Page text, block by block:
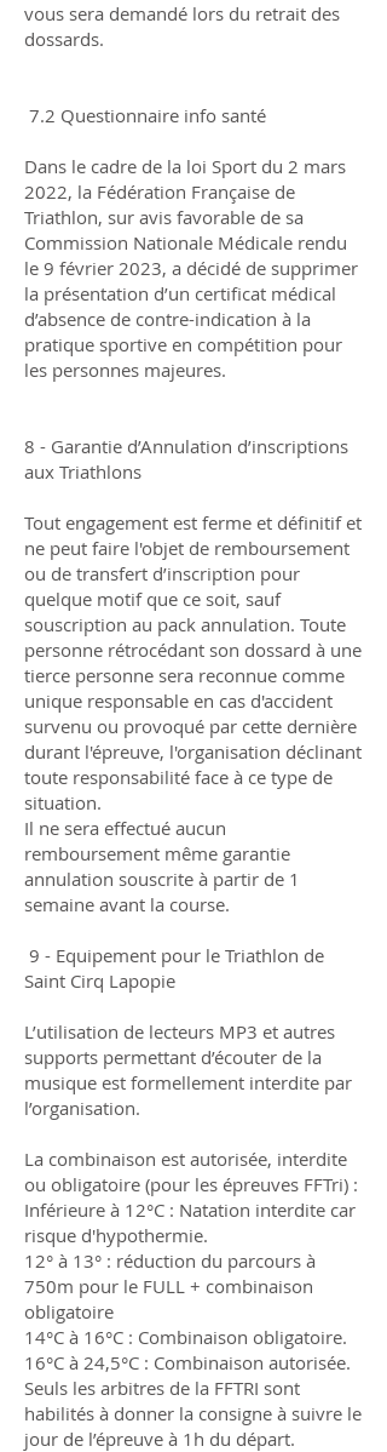
vous sera demandé lors du retrait des
dossards.
7.2 Questionnaire info santé
Dans le cadre de la loi Sport du 2 mars
2022, la Fédération Française de
Triathlon, sur avis favorable de sa
Commission Nationale Médicale rendu
le 9 février 2023, a décidé de supprimer
la présentation d’un certificat médical
d’absence de contre-indication à la
pratique sportive en compétition pour
les personnes majeures.
8 - Garantie d’Annulation d’inscriptions
aux Triathlons
Tout engagement est ferme et définitif et
ne peut faire l'objet de remboursement
ou de transfert d’inscription pour
quelque motif que ce soit, sauf
souscription au pack annulation. Toute
personne rétrocédant son dossard à une
tierce personne sera reconnue comme
unique responsable en cas d'accident
survenu ou provoqué par cette dernière
durant l'épreuve, l'organisation déclinant
toute responsabilité face à ce type de
situation.
Il ne sera effectué aucun
remboursement même garantie
annulation souscrite à partir de 1
semaine avant la course.
9 - Equipement pour le Triathlon de
Saint Cirq Lapopie
L’utilisation de lecteurs MP3 et autres
supports permettant d’écouter de la
musique est formellement interdite par
l’organisation.
La combinaison est autorisée, interdite
ou obligatoire (pour les épreuves FFTri) :
Inférieure à 12°C : Natation interdite car
risque d'hypothermie.
12° à 13° : réduction du parcours à
750m pour le FULL + combinaison
obligatoire
14°C à 16°C : Combinaison obligatoire.
16°C à 24,5°C : Combinaison autorisée.
Seuls les arbitres de la FFTRI sont
habilités à donner la consigne à suivre le
jour de l’épreuve à 1h du départ.